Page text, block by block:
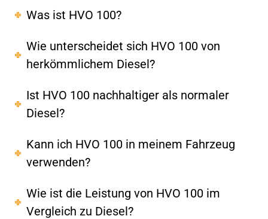
Was ist HVO 100?
Wie unterscheidet sich HVO 100 von
herkömmlichem Diesel?
Ist HVO 100 nachhaltiger als normaler
Diesel?
Kann ich HVO 100 in meinem Fahrzeug
verwenden?
Wie ist die Leistung von HVO 100 im
Vergleich zu Diesel?